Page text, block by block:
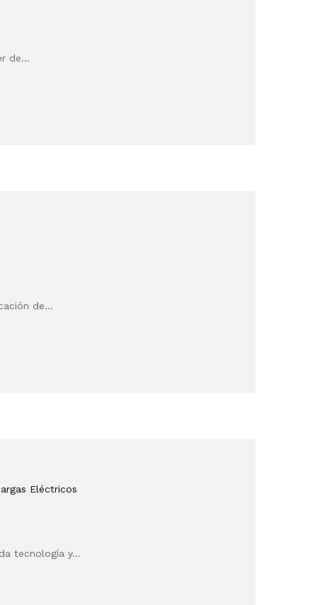
de…
de…
Eléctricos
tecnología y…